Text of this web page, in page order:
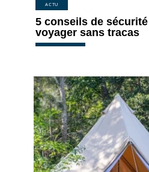
ACTU
5 conseils de
voyager sans tracas